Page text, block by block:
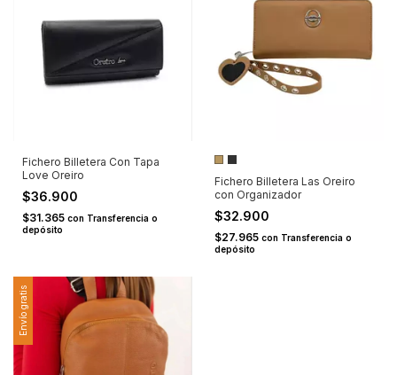
Fichero Billetera Con Tapa
Love Oreiro
$36.900
$31.365 con Transferencia o
depósito
Fichero Billetera Las Oreiro
con Organizador
$32.900
$27.965 con Transferencia o
depósito
Envío gratis